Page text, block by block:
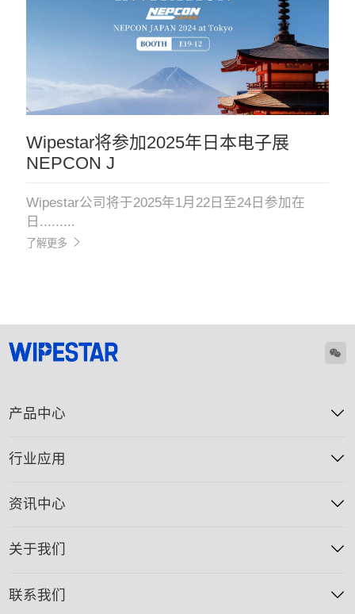
Wipestar将参加2025年日本电子展
NEPCON J
Wipestar公司将于2025年1月22日至24日参加在
日.........
了解更多
产品中心
行业应用
资讯中心
关于我们
联系我们